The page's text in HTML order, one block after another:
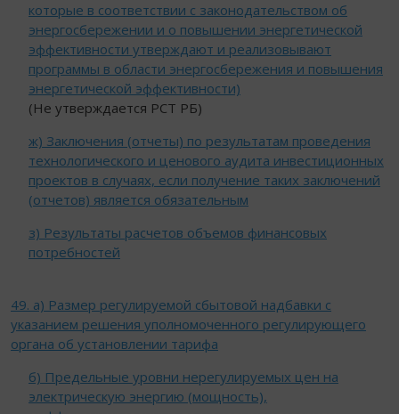
которые в соответствии с законодательством об
энергосбережении и о повышении энергетической
эффективности утверждают и реализовывают
программы в области энергосбережения и повышения
энергетической эффективности)
(Не утверждается РСТ РБ)
ж) Заключения (отчеты) по результатам проведения
технологического и ценового аудита инвестиционных
проектов в случаях, если получение таких заключений
(отчетов) является обязательным
з) Результаты расчетов объемов финансовых
потребностей
49. а) Размер регулируемой сбытовой надбавки с
указанием решения уполномоченного регулирующего
органа об установлении тарифа
б) Предельные уровни нерегулируемых цен на
электрическую энергию (мощность),